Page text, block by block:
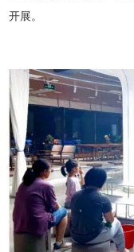
开展。